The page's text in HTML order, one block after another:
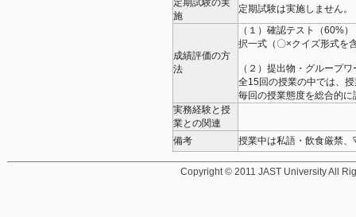
定期試験の実
施
定期試験は実施しません。
成績評価の方
法
（１）確認テスト（60%）
択一式（〇×クイズ形式を
（２）提出物・グループ
全15回の授業の中では、
毎回の授業態度を総合的に
実務経験と授
業との関連
備考
授業中は私語・飲食厳禁